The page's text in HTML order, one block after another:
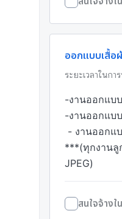
ออกแบบเสื้อ
ระยะเวลาในกา
-งานออกแบ
-งานออกแบ
***(ทุกงานลู
JPEG)
สนใจจ้างใ